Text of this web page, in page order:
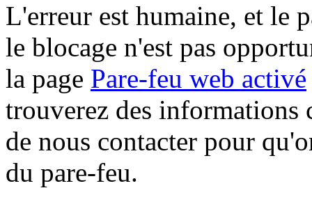
L'erreur est humaine, et le
le blocage n'est pas
la page Pare-feu web activé
trouverez des informations
de nous contacter pour
du pare-feu.